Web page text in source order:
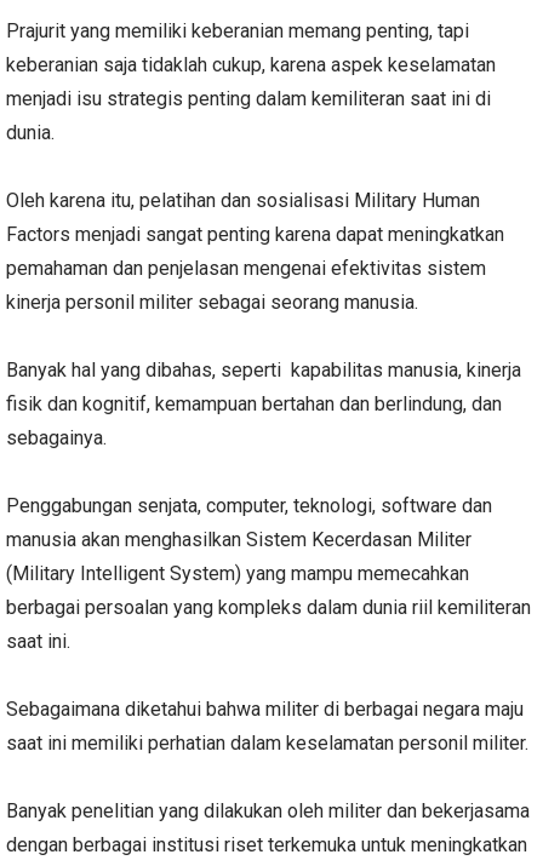
Prajurit yang memiliki keberanian memang penting, tapi
keberanian saja tidaklah cukup, karena aspek keselamatan
menjadi isu strategis penting dalam kemiliteran saat ini di
dunia.
Oleh karena itu, pelatihan dan sosialisasi Military Human
Factors menjadi sangat penting karena dapat meningkatkan
pemahaman dan penjelasan mengenai efektivitas sistem
kinerja personil militer sebagai seorang manusia.
Banyak hal yang dibahas, seperti kapabilitas manusia, kinerja
fisik dan kognitif, kemampuan bertahan dan berlindung, dan
sebagainya.
Penggabungan senjata, computer, teknologi, software dan
manusia akan menghasilkan Sistem Kecerdasan Militer
(Military Intelligent System) yang mampu memecahkan
berbagai persoalan yang kompleks dalam dunia riil kemiliteran
saat ini.
Sebagaimana diketahui bahwa militer di berbagai negara maju
saat ini memiliki perhatian dalam keselamatan personil militer.
Banyak penelitian yang dilakukan oleh militer dan bekerjasama
dengan berbagai institusi riset terkemuka untuk meningkatkan